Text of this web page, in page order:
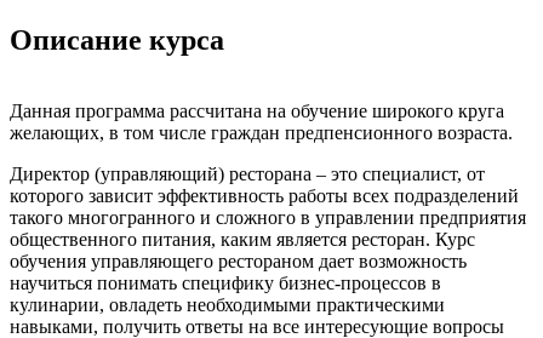
Описание курса
Данная программа рассчитана на обучение широкого круга
желающих, в том числе граждан предпенсионного возраста.
Директор (управляющий) ресторана – это специалист, от
которого зависит эффективность работы всех подразделений
такого многогранного и сложного в управлении предприятия
общественного питания, каким является ресторан. Курс
обучения управляющего рестораном дает возможность
научиться понимать специфику бизнес-процессов в
кулинарии, овладеть необходимыми практическими
навыками, получить ответы на все интересующие вопросы